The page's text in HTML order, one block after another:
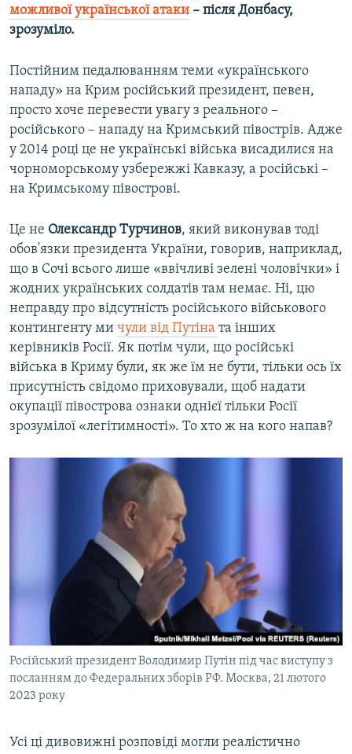
можливої української атаки – після Донбасу,
зрозуміло.
Постійним педалюванням теми «українського
нападу» на Крим російський президент, певен,
просто хоче перевести увагу з реального –
російського – нападу на Кримський півострів. Адже
у 2014 році це не українські війська висадилися на
чорноморському узбережжі Кавказу, а російські –
на Кримському півострові.
Це не Олександр Турчинов, який виконував тоді
обов'язки президента України, говорив, наприклад,
що в Сочі всього лише «ввічливі зелені чоловічки» і
жодних українських солдатів там немає. Ні, цю
неправду про відсутність російського військового
контингенту ми чули від Путіна та інших
керівників Росії. Як потім чули, що російські
війська в Криму були, як же їм не бути, тільки ось їх
присутність свідомо приховували, щоб надати
окупації півострова ознаки однієї тільки Росії
зрозумілої «легітимності». То хто ж на кого напав?
Російський президент Володимир Путін під час виступу з
посланням до Федеральних зборів РФ. Москва, 21 лютого
2023 року
Усі ці дивовижні розповіді могли реалістично